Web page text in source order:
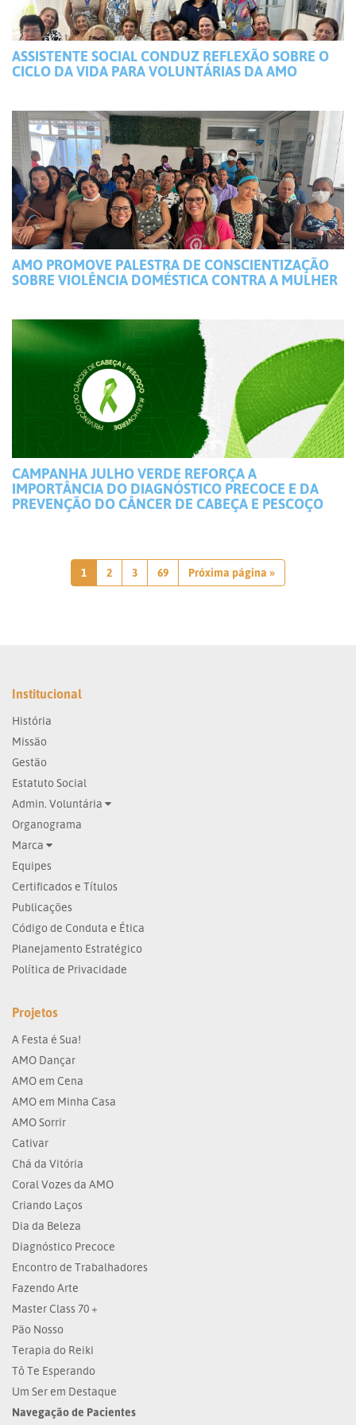
ASSISTENTE SOCIAL CONDUZ REFLEXÃO SOBRE O
CICLO DA VIDA PARA VOLUNTÁRIAS DA AMO
AMO PROMOVE PALESTRA DE CONSCIENTIZAÇÃO
SOBRE VIOLÊNCIA DOMÉSTICA CONTRA A MULHER
CAMPANHA JULHO VERDE REFORÇA A
IMPORTÂNCIA DO DIAGNÓSTICO PRECOCE E DA
PREVENÇÃO DO CÂNCER DE CABEÇA E PESCOÇO
1 2 3 69 Próxima página »
Institucional
História
Missão
Gestão
Estatuto Social
Admin. Voluntária
Organograma
Marca
Equipes
Certificados e Títulos
Publicações
Código de Conduta e Ética
Planejamento Estratégico
Política de Privacidade
Projetos
A Festa é Sua!
AMO Dançar
AMO em Cena
AMO em Minha Casa
AMO Sorrir
Cativar
Chá da Vitória
Coral Vozes da AMO
Criando Laços
Dia da Beleza
Diagnóstico Precoce
Encontro de Trabalhadores
Fazendo Arte
Master Class 70 +
Pão Nosso
Terapia do Reiki
Tô Te Esperando
Um Ser em Destaque
Navegação de Pacientes